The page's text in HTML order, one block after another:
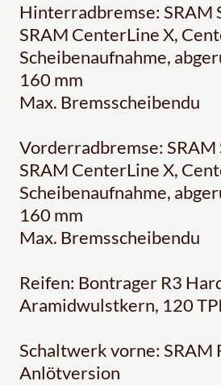
Hinterradbremse: SRAM
SRAM CenterLine X,
Scheibenaufnahme,
160 mm
Max. Bremsscheibendu
Vorderradbremse:
SRAM CenterLine X,
Scheibenaufnahme,
160 mm
Max. Bremsscheibendu
Reifen: Bontrager R3
Aramidwulstkern, 120
Schaltwerk vorne: SRAM
Anlötversion